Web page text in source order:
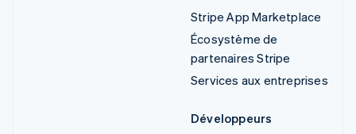
Stripe App Marketplace
Écosystème de
partenaires Stripe
Services aux entreprises
Développeurs